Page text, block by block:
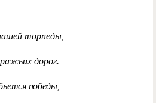
торпеды,
дорог.
победы,